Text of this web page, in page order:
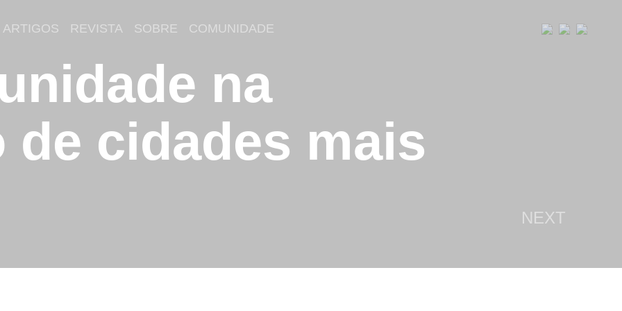
ARTIGOS REVISTA SOBRE COMUNIDADE
na
cidades mais
NEXT